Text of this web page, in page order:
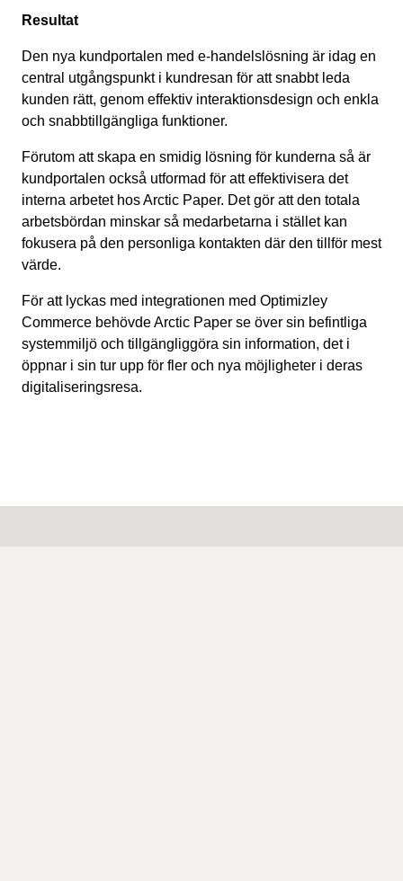
Resultat
Den nya kundportalen med e-handelslösning är idag en
central utgångspunkt i kundresan för att snabbt leda
kunden rätt, genom effektiv interaktionsdesign och enkla
och snabbtillgängliga funktioner.
Förutom att skapa en smidig lösning för kunderna så är
kundportalen också utformad för att effektivisera det
interna arbetet hos Arctic Paper. Det gör att den totala
arbetsbördan minskar så medarbetarna i stället kan
fokusera på den personliga kontakten där den tillför mest
värde.
För att lyckas med integrationen med Optimizley
Commerce behövde Arctic Paper se över sin befintliga
systemmiljö och tillgängliggöra sin information, det i
öppnar i sin tur upp för fler och nya möjligheter i deras
digitaliseringsresa.